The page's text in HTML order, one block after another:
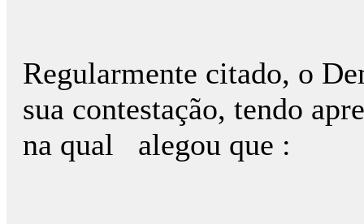
Regularmente citado, o
sua contestação, tendo
na qual alegou que :